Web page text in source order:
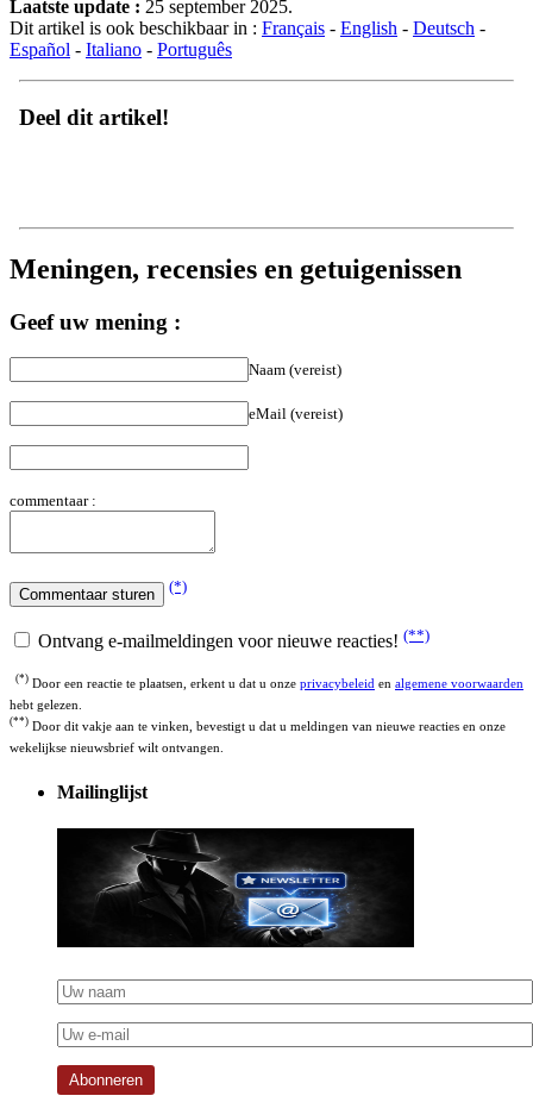
Laatste update : 25 september 2025.
Dit artikel is ook beschikbaar in : Français - English - Deutsch -
Español - Italiano - Português
Deel dit artikel!
Meningen, recensies en getuigenissen
Geef uw mening :
Naam (vereist)
eMail (vereist)
commentaar :
(*)
Ontvang e-mailmeldingen voor nieuwe reacties! (**)
(*) Door een reactie te plaatsen, erkent u dat u onze privacybeleid en algemene voorwaarden
hebt gelezen.
(**) Door dit vakje aan te vinken, bevestigt u dat u meldingen van nieuwe reacties en onze
wekelijkse nieuwsbrief wilt ontvangen.
Mailinglijst
Abonneren